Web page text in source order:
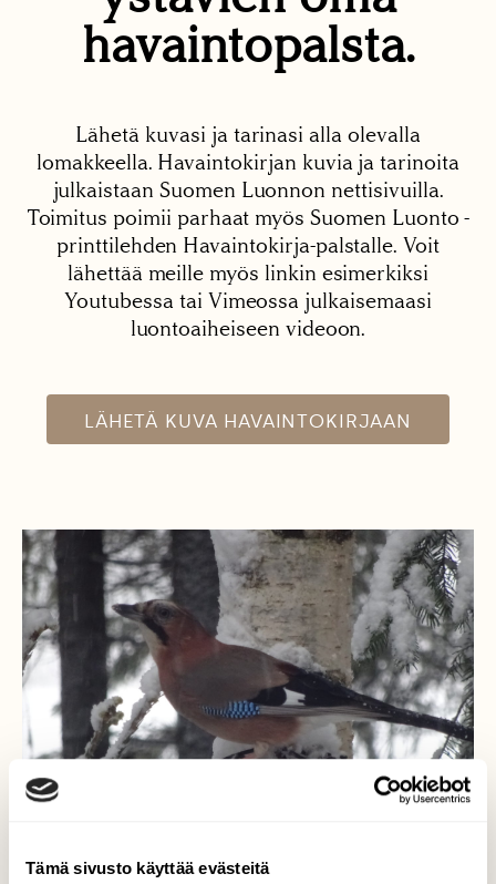
Tämä sivusto käyttää evästeitä
havaintopalsta.
Lähetä kuvasi ja tarinasi alla olevalla
lomakkeella. Havaintokirjan kuvia ja tarinoita
julkaistaan Suomen Luonnon nettisivuilla.
Toimitus poimii parhaat myös Suomen Luonto -
printtilehden Havaintokirja-palstalle. Voit
lähettää meille myös linkin esimerkiksi
Youtubessa tai Vimeossa julkaisemaasi
luontoaiheiseen videoon.
LÄHETÄ KUVA HAVAINTOKIRJAAN